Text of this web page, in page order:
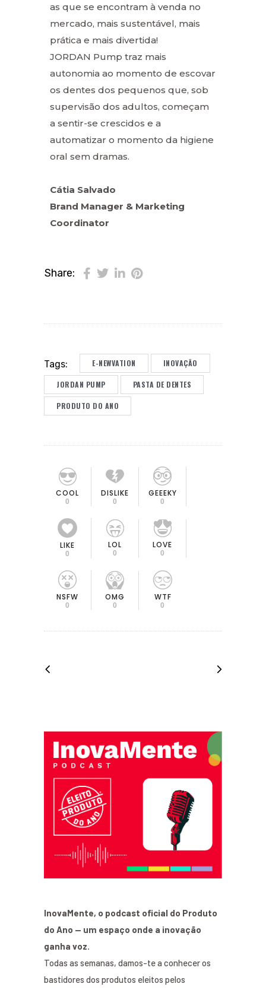
as que se encontram à venda no
mercado, mais sustentável, mais
prática e mais divertida!
JORDAN Pump traz mais
autonomia ao momento de escovar
os dentes dos pequenos que, sob
supervisão dos adultos, começam
a sentir-se crescidos e a
automatizar o momento da higiene
oral sem dramas.
Cátia Salvado
Brand Manager & Marketing
Coordinator
Share:
Tags: E-NEWVATION INOVAÇÃO
JORDAN PUMP PASTA DE DENTES
PRODUTO DO ANO
COOL
0
DISLIKE
0
GEEEKY
0
LIKE
0
LOL
0
LOVE
0
NSFW
0
OMG
0
WTF
0
InovaMente, o podcast oficial do Produto
do Ano — um espaço onde a inovação
ganha voz.
Todas as semanas, damos-te a conhecer os
bastidores dos produtos eleitos pelos